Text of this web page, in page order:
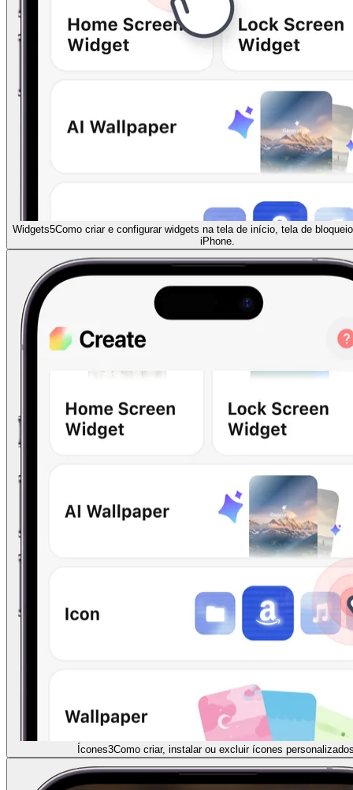
Widgets5Como criar e configurar widgets na tela de início, tela de
iPhone.
Ícones3Como criar, instalar ou excluir ícones